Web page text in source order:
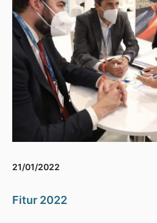
21/01/2022
Fitur 2022